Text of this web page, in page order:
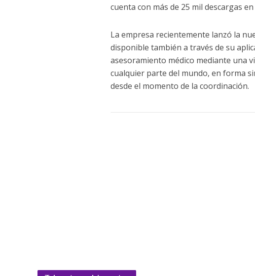
cuenta con más de 25 mil descargas en
La empresa recientemente lanzó la
disponible también a través de su
asesoramiento médico mediante una
cualquier parte del mundo, en forma
desde el momento de la coordinación.